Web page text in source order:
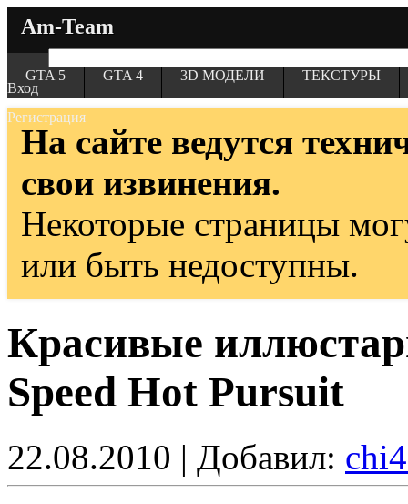
Am-Team
Вход
Регистрация
GTA 5 GTA 4 3D МОДЕЛИ ТЕКСТУРЫ
На сайте ведутся
свои извинения.
Некоторые страницы
или быть недоступны.
Красивые
Speed Hot Pursuit
22.08.2010 | Добавил: